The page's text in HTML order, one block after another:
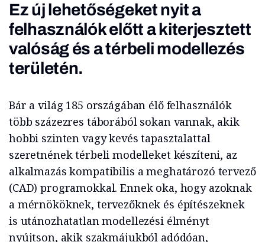
Ez új lehetőségeket nyit a
felhasználók előtt a kiterjesztett
valóság és a térbeli modellezés
területén.
Bár a világ 185 országában élő felhasználók
több százezres táborából sokan vannak, akik
hobbi szinten vagy kevés tapasztalattal
szeretnének térbeli modelleket készíteni, az
alkalmazás kompatibilis a meghatározó tervező
(CAD) programokkal. Ennek oka, hogy azoknak
a mérnököknek, tervezőknek és építészeknek
is utánozhatatlan modellezési élményt
nyújtson, akik szakmájukból adódóan,